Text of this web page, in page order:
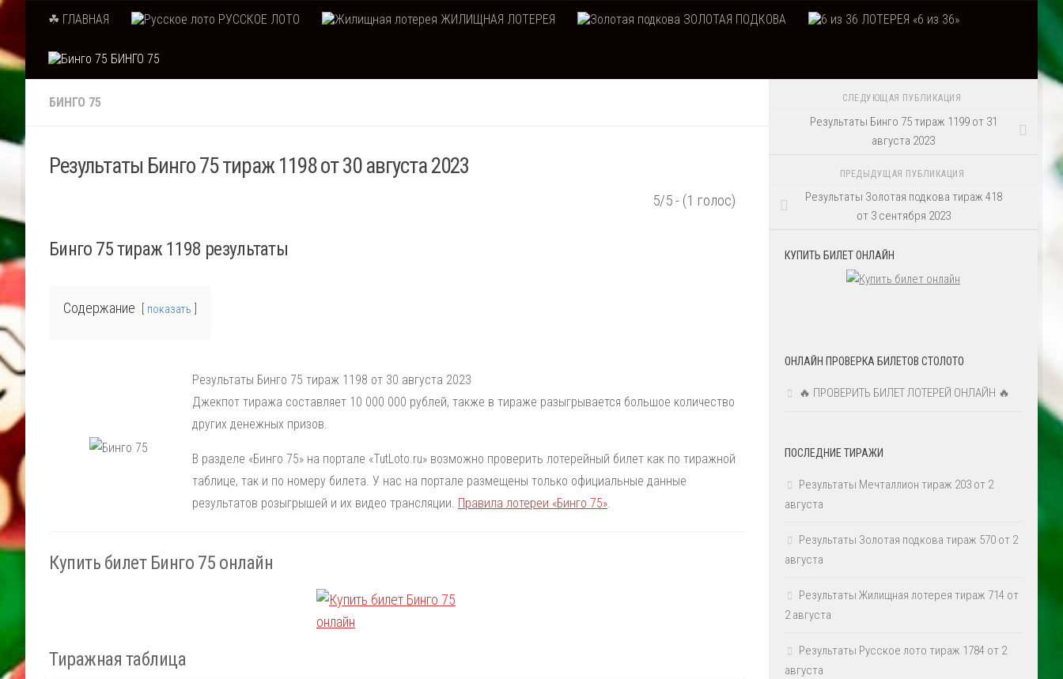
Skip to content
☘ ГЛАВНАЯ РУССКОЕ ЛОТО ЖИЛИЩНАЯ ЛОТЕРЕЯ ЗОЛОТАЯ ПОДКОВА ЛОТЕРЕЯ «6 из 36»
БИНГО 75
БИНГО 75
Результаты Бинго 75 тираж 1198 от 30 августа 2023
5/5 - (1 голос)
Бинго 75 тираж 1198 результаты
Содержание показать
Результаты Бинго 75 тираж 1198 от 30 августа 2023
Джекпот тиража составляет 10 000 000 рублей, также в тираже разыгрывается большое количество
других денежных призов.
В разделе «Бинго 75» на портале «TutLoto.ru» возможно проверить лотерейный билет как по тиражной
таблице, так и по номеру билета. У нас на портале размещены только официальные данные
результатов розыгрышей и их видео трансляции. Правила лотереи «Бинго 75»
Купить билет Бинго 75 онлайн
Тиражная таблица
СЛЕДУЮЩАЯ ПУБЛИКАЦИЯ
Результаты Бинго 75 тираж 1199 от 31
августа 2023
ПРЕДЫДУЩАЯ ПУБЛИКАЦИЯ
Результаты Золотая подкова тираж 418
от 3 сентября 2023
КУПИТЬ БИЛЕТ ОНЛАЙН
ОНЛАЙН ПРОВЕРКА БИЛЕТОВ СТОЛОТО
🔥 ПРОВЕРИТЬ БИЛЕТ ЛОТЕРЕЙ ОНЛАЙН 🔥
ПОСЛЕДНИЕ ТИРАЖИ
Результаты Мечталлион тираж 203 от 2
августа
Результаты Золотая подкова тираж 570 от 2
августа
Результаты Жилищная лотерея тираж 714 от
2 августа
Результаты Русское лото тираж 1784 от 2
августа